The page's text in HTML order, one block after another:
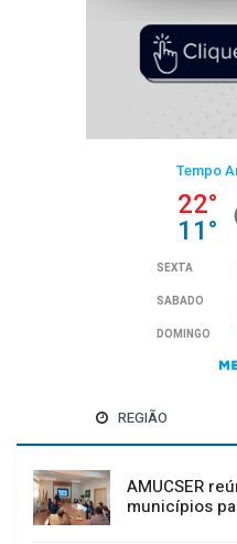
REGIÃO
AMUCSER
municípios